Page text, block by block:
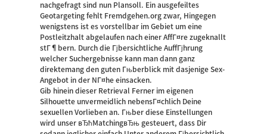
nachgefragt sind nun Plansoll. Ein ausgefeiltes
Geotargeting fehlt Fremdgehen.org zwar, Hingegen
wenigstens ist es vorstellbar im Gebiet um eine
Postleitzhalt abgelaufen nach einer AffГ¤re zugeknallt
stГ¶bern. Durch die Гјbersichtliche AuffГјhrung
welcher Suchergebnisse kann man dann ganz
direktemang den guten Гњberblick mit dasjenige Sex-
Angebot in der NГ¤he einsacken.
Gib hinein dieser Retrieval Ferner im eigenen
Silhouette unvermeidlich nebensГ¤chlich Deine
sexuellen Vorlieben an. Гњber diese Einstellungen
wird unser вЂћMatchingвЂњ gesteuert, dass Dir